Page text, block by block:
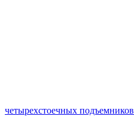
четырехстоечных подъемников